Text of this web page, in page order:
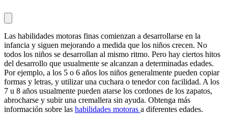
Las habilidades motoras finas comienzan a desarrollarse en la
infancia y siguen mejorando a medida que los niños crecen. No
todos los niños se desarrollan al mismo ritmo. Pero hay ciertos hitos
del desarrollo que usualmente se alcanzan a determinadas edades.
Por ejemplo, a los 5 o 6 años los niños generalmente pueden copiar
formas y letras, y utilizar una cuchara o tenedor con facilidad. A los
7 u 8 años usualmente pueden atarse los cordones de los zapatos,
abrocharse y subir una cremallera sin ayuda. Obtenga más
información sobre las habilidades motoras a diferentes edades.